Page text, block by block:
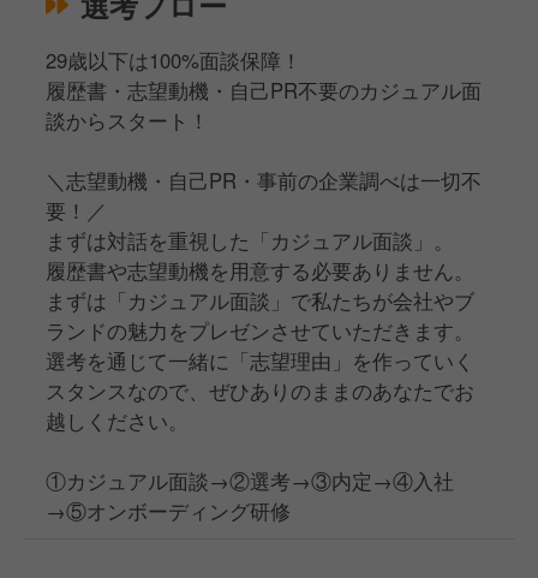
29歳以下は100%面談保障！
履歴書・志望動機・自己PR不要のカジュアル面
談からスタート！
＼志望動機・自己PR・事前の企業調べは一切不
要！／
まずは対話を重視した「カジュアル面談」。
履歴書や志望動機を用意する必要ありません。
まずは「カジュアル面談」で私たちが会社やブ
ランドの魅力をプレゼンさせていただきます。
選考を通じて一緒に「志望理由」を作っていく
スタンスなので、ぜひありのままのあなたでお
越しください。
①カジュアル面談→②選考→③内定→④入社
→⑤オンボーディング研修